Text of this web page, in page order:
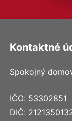
Kontaktné
Spokojný
IČO: 53302851
DIČ: